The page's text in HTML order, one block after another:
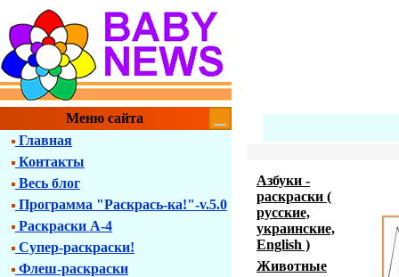
Меню сайта
Главная
Контакты
Весь блог
Программа "Раскрась-ка!"-v.5.0
Раскраски А-4
Супер-раскраски!
Флеш-раскраски
Азбуки -
раскраски (
русские,
украинские,
English )
Животные